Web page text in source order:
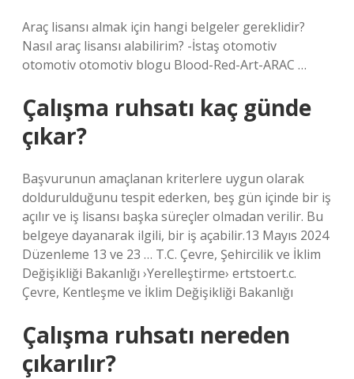
Araç lisansı almak için hangi belgeler gereklidir?
Nasıl araç lisansı alabilirim? -İstaş otomotiv
otomotiv otomotiv blogu Blood-Red-Art-ARAC …
Çalışma ruhsatı kaç günde
çıkar?
Başvurunun amaçlanan kriterlere uygun olarak
doldurulduğunu tespit ederken, beş gün içinde bir iş
açılır ve iş lisansı başka süreçler olmadan verilir. Bu
belgeye dayanarak ilgili, bir iş açabilir.13 Mayıs 2024
Düzenleme 13 ve 23 … T.C. Çevre, Şehircilik ve İklim
Değişikliği Bakanlığı ›Yerelleştirme› ertstoert.c.
Çevre, Kentleşme ve İklim Değişikliği Bakanlığı
Çalışma ruhsatı nereden
çıkarılır?